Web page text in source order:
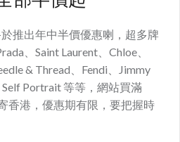
推出年中半價優惠喇，超多牌
、Saint Laurent、Chloe、
& Thread、Fendi、Jimmy
Portrait 等等，網站買滿
香港，優惠期有限，要把握時